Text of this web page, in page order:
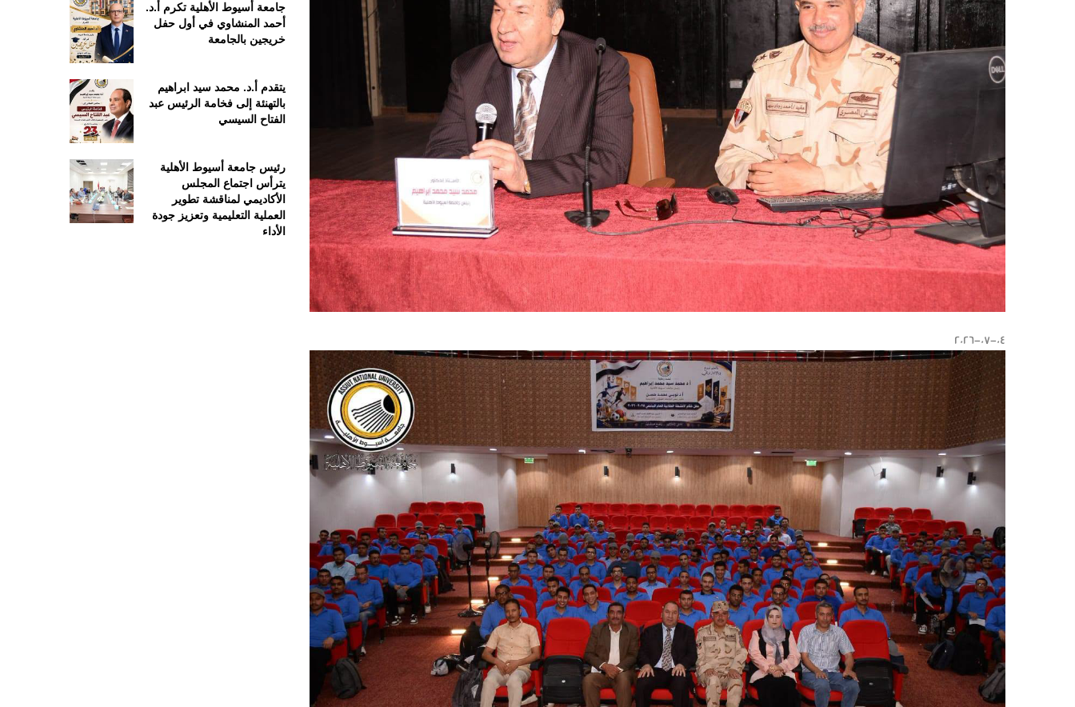
2026-07-04
جامعة أسيوط الأهلية تكرم أ.د.
أحمد المنشاوي في أول حفل
خريجين بالجامعة
يتقدم أ.د. محمد سيد ابراهيم
بالتهنئة إلى فخامة الرئيس عبد
الفتاح السيسي
رئيس جامعة أسيوط الأهلية
يترأس اجتماع المجلس
الأكاديمي لمناقشة تطوير
العملية التعليمية وتعزيز جودة
الأداء